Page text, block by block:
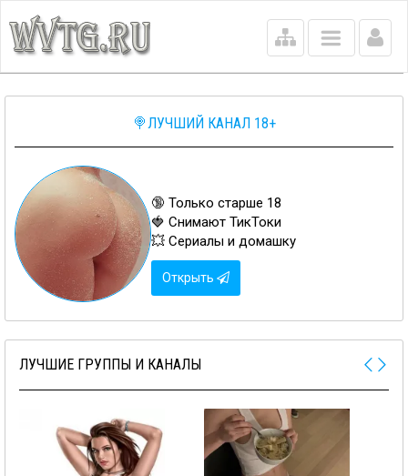
Main
menu
🍭ЛУЧШИЙ КАНАЛ 18+
🔞 Только старше 18
🍓 Снимают ТикТоки
💥 Сериалы и домашку
Открыть
ЛУЧШИЕ ГРУППЫ И КАНАЛЫ